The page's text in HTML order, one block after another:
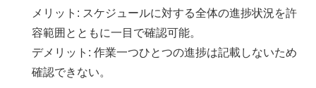
メリット: スケジュールに対する全体の進捗状況を許
容範囲とともに一目で確認可能。
デメリット: 作業一つひとつの進捗は記載しないため
確認できない​​。